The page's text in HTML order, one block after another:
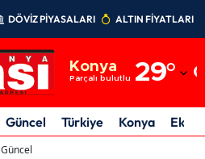
DÖVİZ PİYASALARI ALTIN FİYATLARI
Konya
Parçalı bulutlu 29°
Adıyaman
Afyonkarahisar
Güncel Türkiye Konya
Güncel